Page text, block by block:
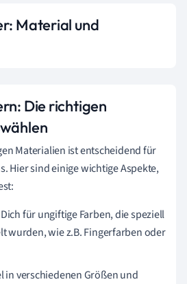
Material und
Die richtigen
Materialien ist entscheidend für
Hier sind einige wichtige Aspekte,
für ungiftige Farben, die speziell
wurden, wie z.B. Fingerfarben oder
in verschiedenen Größen und